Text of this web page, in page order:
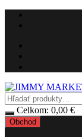
Preskočiť
Celkom: 0,00 €
Obchod